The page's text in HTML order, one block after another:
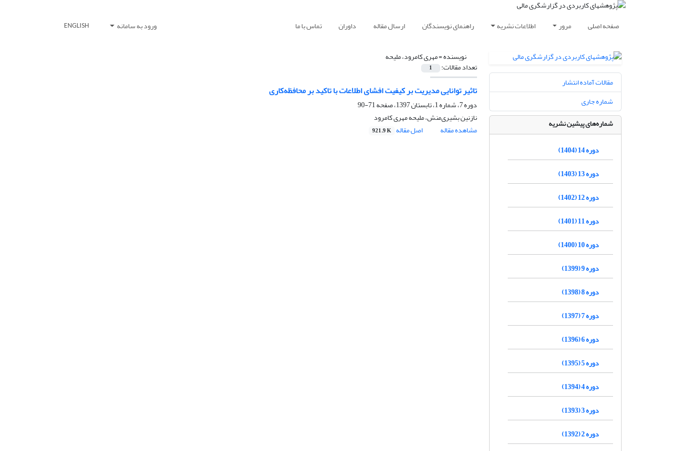
صفحه اصلی مرور اطلاعات نشریه راهنمای نویسندگان ارسال مقاله داوران تماس با ما ورود به سامانه ENGLISH
نویسنده =مهری کامرود، ملیحه
تعداد مقالات: 1
تاثیر توانایی مدیریت بر کیفیت افشای اطلاعات با تاکید بر محافظه‌کاری
دوره 7، شماره 1، تابستان 1397، صفحه
71-90
نازنین بشیری‌منش، ملیحه مهری کامرود
مشاهده مقاله
اصل مقاله 921.9 K
مقالات آماده انتشار
شماره جاری
شماره‌های پیشین نشریه
دوره 14 (1404)
دوره 13 (1403)
دوره 12 (1402)
دوره 11 (1401)
دوره 10 (1400)
دوره 9 (1399)
دوره 8 (1398)
دوره 7 (1397)
دوره 6 (1396)
دوره 5 (1395)
دوره 4 (1394)
دوره 3 (1393)
دوره 2 (1392)